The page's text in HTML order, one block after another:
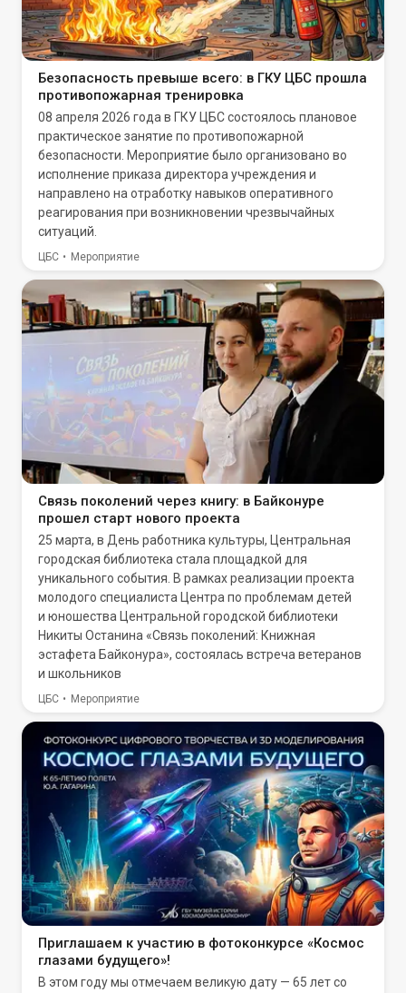
Безопасность превыше всего: в ГКУ ЦБС прошла
противопожарная тренировка
08 апреля 2026 года в ГКУ ЦБС состоялось плановое
практическое занятие по противопожарной
безопасности. Мероприятие было организовано во
исполнение приказа директора учреждения и
направлено на отработку навыков оперативного
реагирования при возникновении чрезвычайных
ситуаций.
ЦБС Мероприятие
Связь поколений через книгу: в Байконуре
прошел старт нового проекта
25 марта, в День работника культуры, Центральная
городская библиотека стала площадкой для
уникального события. В рамках реализации проекта
молодого специалиста Центра по проблемам детей
и юношества Центральной городской библиотеки
Никиты Останина «Связь поколений: Книжная
эстафета Байконура», состоялась встреча ветеранов
и школьников
ЦБС Мероприятие
Приглашаем к участию в фотоконкурсе «Космос
глазами будущего»!
В этом году мы отмечаем великую дату — 65 лет со